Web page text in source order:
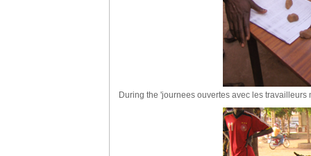
During the 'journees ouvertes avec les